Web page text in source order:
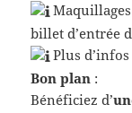
billet d’entrée
Plus
Bon plan :
Bénéficiez d’